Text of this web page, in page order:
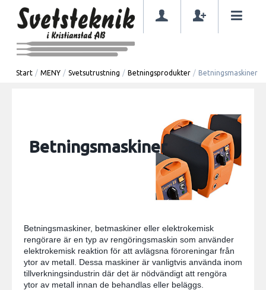
Start / MENY / Svetsutrustning / Betningsprodukter / Betningsmaskiner
Betningsmaskiner
Betningsmaskiner, betmaskiner eller elektrokemisk
rengörare är en typ av rengöringsmaskin som använder
elektrokemisk reaktion för att avlägsna föroreningar från
ytor av metall. Dessa maskiner är vanligtvis använda inom
tillverkningsindustrin där det är nödvändigt att rengöra
ytor av metall innan de behandlas eller beläggs.